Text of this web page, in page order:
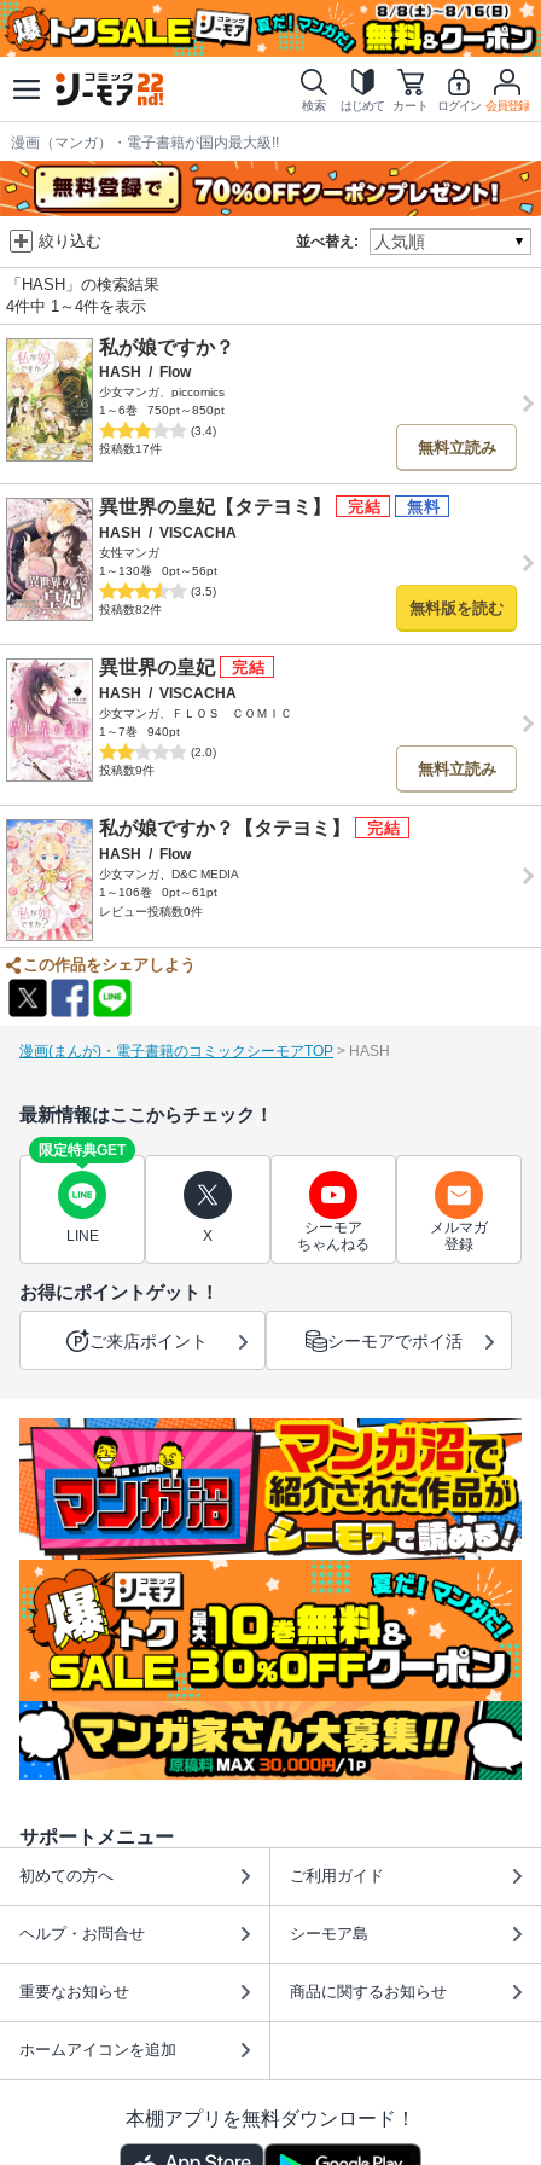
検索 はじめて カート ログイン 会員登録
漫画（マンガ）・電子書籍が国内最大級!!
並べ替え:
絞り込む
「HASH」の検索結果
4件中 1～4件を表示
私が娘ですか？
HASH / Flow
少女マンガ、piccomics
1～6巻
750pt～850pt
(3.4)
投稿数17件
無料立読み
異世界の皇妃【タテヨミ】
HASH / VISCACHA
女性マンガ
1～130巻
0pt～56pt
(3.5)
投稿数82件
無料版を読む
異世界の皇妃
HASH / VISCACHA
少女マンガ、ＦＬＯＳ ＣＯＭＩＣ
1～7巻
940pt
(2.0)
投稿数9件
無料立読み
私が娘ですか？【タテヨミ】
HASH / Flow
少女マンガ、D&C MEDIA
1～106巻
0pt～61pt
レビュー投稿数0件
この作品をシェアしよう
漫画(まんが)・電子書籍のコミックシーモアTOP HASH
最新情報はここからチェック！
限定特典GET
LINE X
シーモア
ちゃんねる
メルマガ
登録
お得にポイントゲット！
ご来店ポイント シーモアでポイ活
サポートメニュー
初めての方へ ご利用ガイド
ヘルプ・お問合せ シーモア島
重要なお知らせ 商品に関するお知らせ
ホームアイコンを追加
本棚アプリを無料ダウンロード！